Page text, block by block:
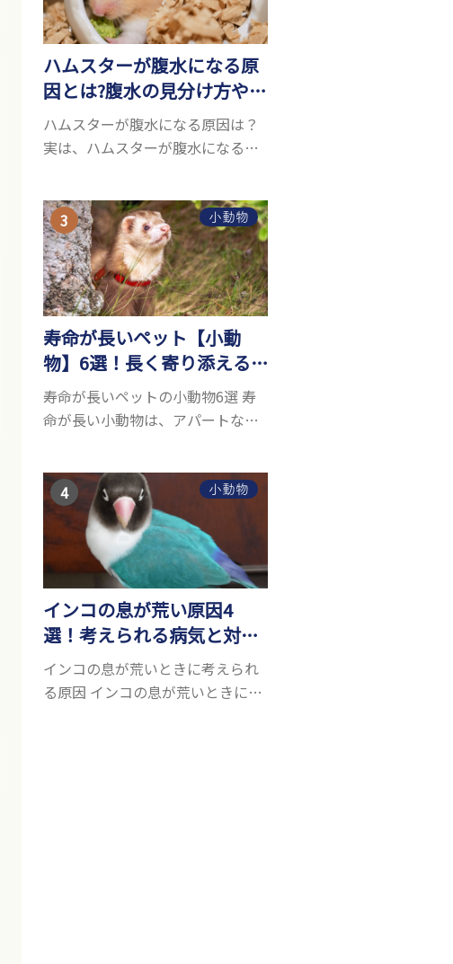
ハムスターが腹水になる原
因とは?腹水の見分け方や対
処方法を解説
ハムスターが腹水になる原因は？
実は、ハムスターが腹水になる原
しいため、難しい検査を気軽にす
ることができないためです。 腹水
になる理由はさま...
小動物
寿命が長いペット【小動
物】6選！長く寄り添える
小動物はいる？
寿命が長いペットの小動物6選 寿
命が長い小動物は、アパートなど
気が高いです。 以下では寿命が長
い小動物6選を紹介！種類ごとに特
徴や飼育のポイ...
小動物
インコの息が荒い原因4
選！考えられる病気と対処
方法について解説
インコの息が荒いときに考えられ
る原因 インコの息が荒いときに考